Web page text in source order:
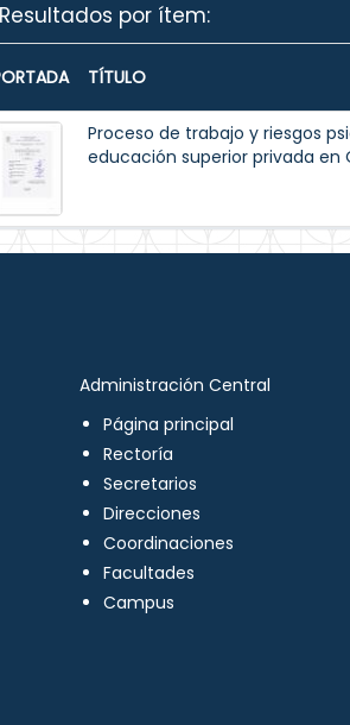
Resultados por ítem:
TÍTULO
Proceso de trabajo y riesgos
educación superior privada en
Administración Central
Página principal
Rectoría
Secretarios
Direcciones
Coordinaciones
Facultades
Campus